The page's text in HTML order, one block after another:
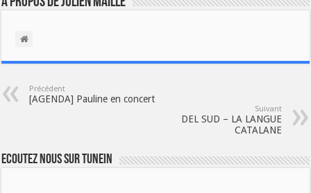
Précédent
[AGENDA] Pauline en concert
Suivant
DEL SUD – LA LANGUE
CATALANE
Ecoutez nous sur TuneIn